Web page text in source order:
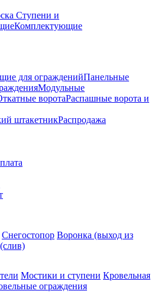
Ступени и
Комплектующие
для огражденийПанельные
Модульные
воротаРаспашные ворота и
штакетникРаспродажа
Снегостопор Воронка (выход из
Мостики и ступени Кровельная
ограждения